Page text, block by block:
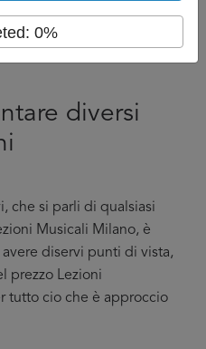
prezzi
diversi
che si parli di qualsiasi
Musicali Milano, è
diservi punti di vista,
prezzo Lezioni
tutto cio che è approccio
0%